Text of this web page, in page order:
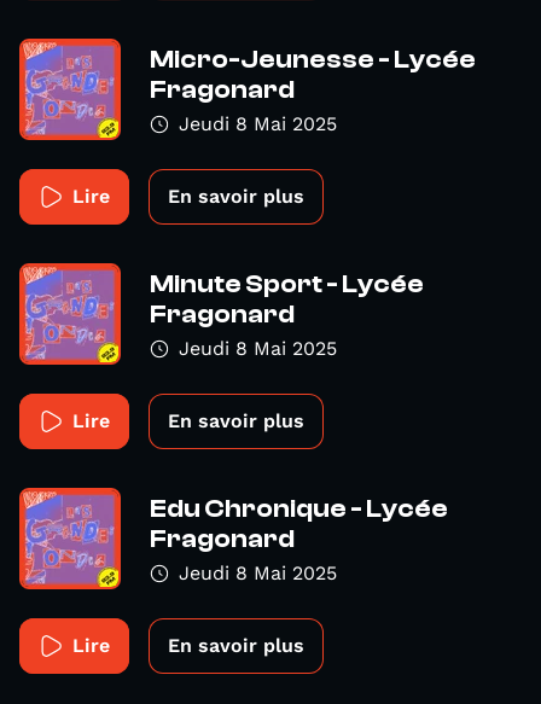
Micro-Jeunesse - Lycée
Fragonard
Jeudi 8 Mai 2025
Lire En savoir plus
Minute Sport - Lycée
Fragonard
Jeudi 8 Mai 2025
Lire En savoir plus
Edu Chronique - Lycée
Fragonard
Jeudi 8 Mai 2025
Lire En savoir plus